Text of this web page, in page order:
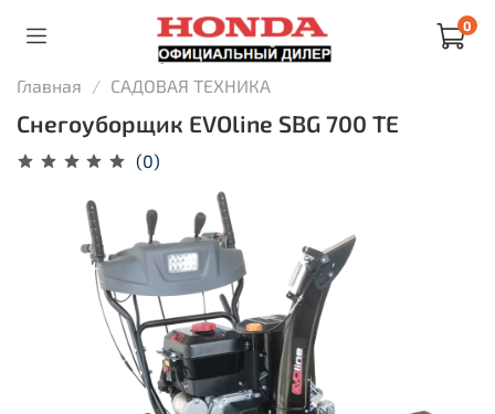
0
Главная САДОВАЯ ТЕХНИКА
Снегоуборщик EVOline SBG 700 TE
(0)